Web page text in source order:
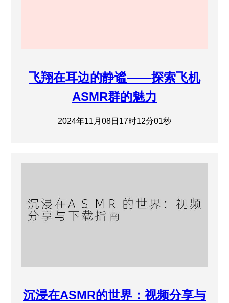
飞翔在耳边的静谧——探索飞机
ASMR群的魅力
2024年11月08日17时12分01秒
沉浸在ASMR的世界：视频分享与